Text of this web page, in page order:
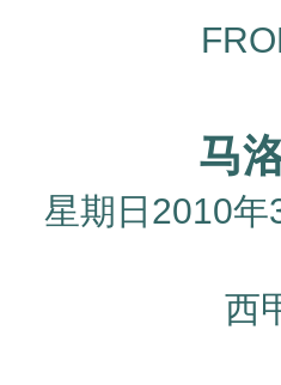
马
星期日2010年
西